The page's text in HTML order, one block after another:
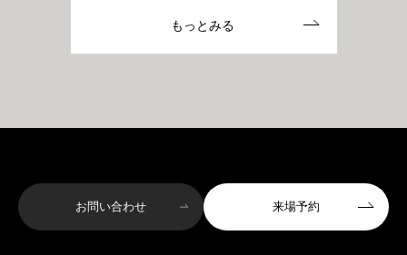
もっとみる
お問い合わせ 来場予約